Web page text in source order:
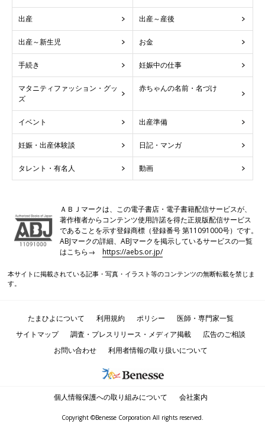
出産 出産～産後
出産～新生児 お金
手続き 妊娠中の仕事
マタニティファッション・グッ
ズ
赤ちゃんの名前・名づけ
イベント 出産準備
妊娠・出産体験談 日記・マンガ
タレント・有名人 動画
ＡＢＪマークは、この電子書店・電子書籍配信サービスが、
著作権者からコンテンツ使用許諾を得た正規版配信サービス
であることを示す登録商標（登録番号 第11091000号）です。
ABJマークの詳細、ABJマークを掲示しているサービスの一覧
はこちら→https://aebs.or.jp/
本サイトに掲載されている記事・写真・イラスト等のコンテンツの無断転載を禁じま
す。
たまひよについて 利用規約 ポリシー
医師・専門家一覧
サイトマップ
調査・プレスリリース・メディア掲載
広告のご相談
お問い合わせ
利用者情報の取り扱いについて
個人情報保護への取り組みについて 会社案内
Copyright ©Benesse Corporation All rights reserved.